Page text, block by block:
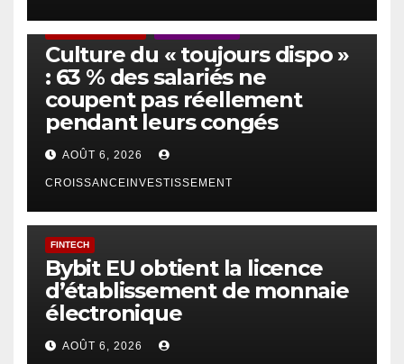
Culture du « toujours dispo »
: 63 % des salariés ne
coupent pas réellement
pendant leurs congés
AOÛT 6, 2026
CROISSANCEINVESTISSEMENT
FINTECH
Bybit EU obtient la licence
d’établissement de monnaie
électronique
AOÛT 6, 2026